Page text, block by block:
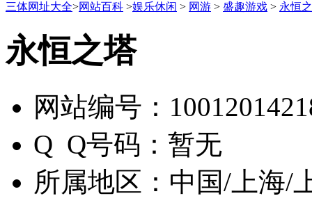
三体网址大全>网站百科 >娱乐休闲 > 网游 > 盛趣游戏 > 永恒
永恒之塔
网站编号：
Q Q号码： 暂无
所属地区： 中国/上海/